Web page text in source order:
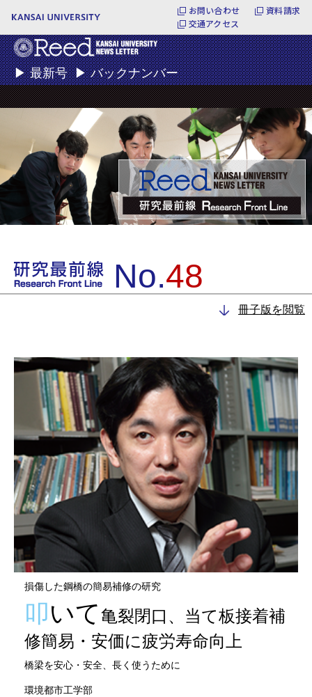
お問い合わせ
資料請求
交通アクセス
▶最新号 ▶バックナンバー
No.48
冊子版を閲覧
損傷した鋼橋の簡易補修の研究
叩いて亀裂閉口、当て板接着補
修簡易・安価に疲労寿命向上
橋梁を安心・安全、長く使うために
環境都市工学部